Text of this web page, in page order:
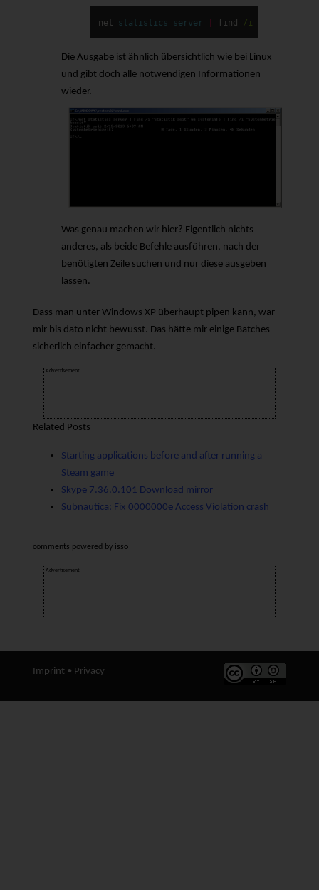
net statistics server | find /i
Die Ausgabe ist ähnlich übersichtlich wie bei Linux
und gibt doch alle notwendigen Informationen
wieder.
Was genau machen wir hier? Eigentlich nichts
anderes, als beide Befehle ausführen, nach der
benötigten Zeile suchen und nur diese ausgeben
lassen.
Dass man unter Windows XP überhaupt pipen kann, war
mir bis dato nicht bewusst. Das hätte mir einige Batches
sicherlich einfacher gemacht.
Advertisement
Related Posts
Starting applications before and after running a
Steam game
Skype 7.36.0.101 Download mirror
Subnautica: Fix 0000000e Access Violation crash
comments powered by isso
Advertisement
Imprint• Privacy